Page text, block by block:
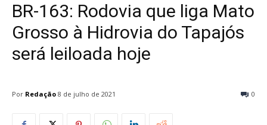
BR-163: Rodovia que liga Mato
Grosso à Hidrovia do Tapajós
será leiloada hoje
Por Redação 0
8 de julho de 2021